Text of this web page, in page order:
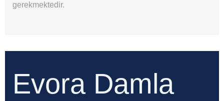
gerekmektedir.
Evora Damla